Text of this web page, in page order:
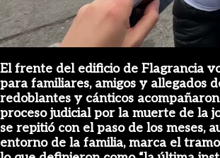
El frente del edificio de Flagrancia
para familiares, amigos y allegados
redoblantes y cánticos
proceso judicial por la muerte de la
se repitió con el paso de los meses,
entorno de la familia, marca el